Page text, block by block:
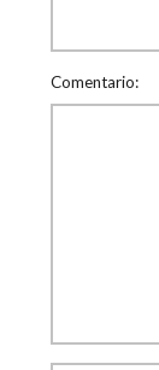
Comentario: